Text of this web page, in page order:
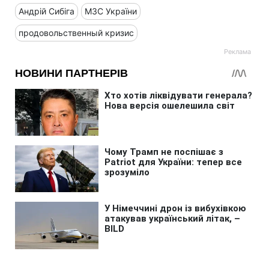
Андрій Сибіга МЗС України
продовольственный кризис